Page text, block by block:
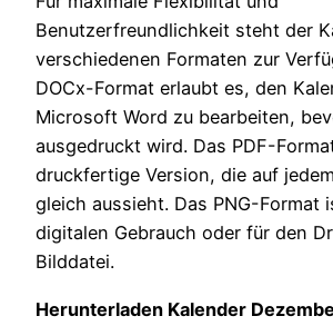
Benutzerfreundlichkeit steht der
verschiedenen Formaten zur
DOCx-Format erlaubt es, den
Microsoft Word zu bearbeiten,
ausgedruckt wird. Das PDF-
druckfertige Version, die auf
gleich aussieht. Das PNG-Format
digitalen Gebrauch oder für den
Bilddatei.
Herunterladen Kalender